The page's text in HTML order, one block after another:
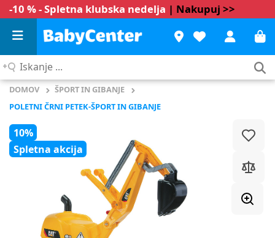
-10 % - Spletna klubska nedelja | Nakupuj >>
Iskanje
DOMOV
ŠPORT IN GIBANJE
POLETNI ČRNI PETEK-ŠPORT IN GIBANJE
10%
Spletna akcija